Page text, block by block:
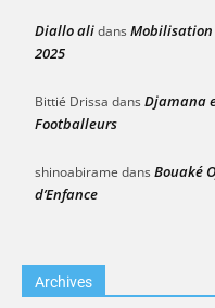
Diallo alidans Mobilisation
2025
Bittié Drissa dans Djamana
Footballeurs
shinoabirame dans Bouaké
d’Enfance
Archives